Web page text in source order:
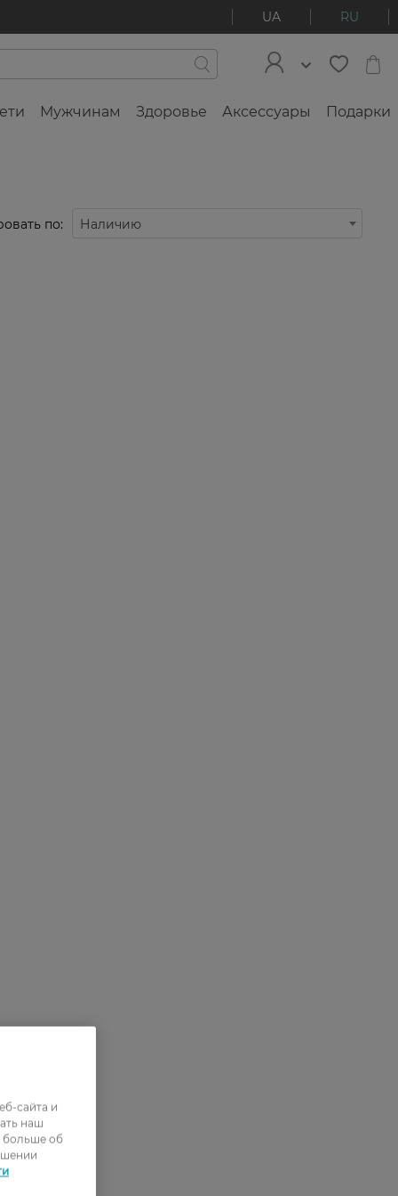
UA RU
Мужчинам Здоровье Аксессуары Подарки
по: Наличию
сайта и
наш
больше об